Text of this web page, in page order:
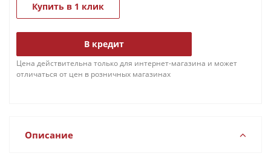
Купить в 1 клик
В кредит
Цена действительна только для интернет-магазина и может
отличаться от цен в розничных магазинах
Описание